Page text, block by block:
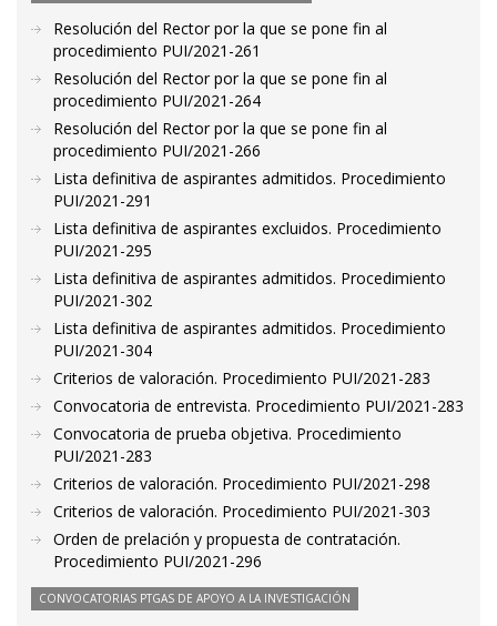
Resolución del Rector por la que se pone fin al
procedimiento PUI/2021-261
Resolución del Rector por la que se pone fin al
procedimiento PUI/2021-264
Resolución del Rector por la que se pone fin al
procedimiento PUI/2021-266
Lista definitiva de aspirantes admitidos. Procedimiento
PUI/2021-291
Lista definitiva de aspirantes excluidos. Procedimiento
PUI/2021-295
Lista definitiva de aspirantes admitidos. Procedimiento
PUI/2021-302
Lista definitiva de aspirantes admitidos. Procedimiento
PUI/2021-304
Criterios de valoración. Procedimiento PUI/2021-283
Convocatoria de entrevista. Procedimiento PUI/2021-283
Convocatoria de prueba objetiva. Procedimiento
PUI/2021-283
Criterios de valoración. Procedimiento PUI/2021-298
Criterios de valoración. Procedimiento PUI/2021-303
Orden de prelación y propuesta de contratación.
Procedimiento PUI/2021-296
CONVOCATORIAS PTGAS DE APOYO A LA INVESTIGACIÓN